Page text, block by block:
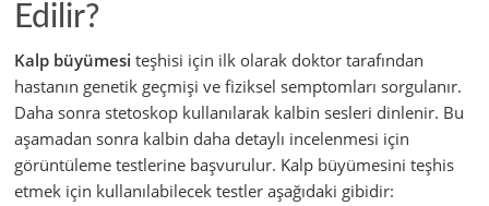
Edilir?
Kalp büyümesi teşhisi için ilk olarak doktor tarafından
hastanın genetik geçmişi ve fiziksel semptomları sorgulanır.
Daha sonra stetoskop kullanılarak kalbin sesleri dinlenir. Bu
aşamadan sonra kalbin daha detaylı incelenmesi için
görüntüleme testlerine başvurulur. Kalp büyümesini teşhis
etmek için kullanılabilecek testler aşağıdaki gibidir: